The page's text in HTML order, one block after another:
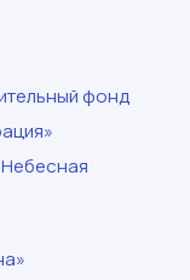
фонд